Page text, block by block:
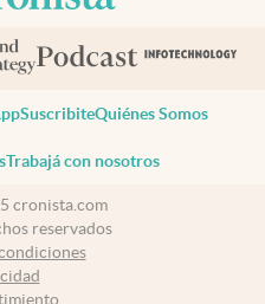
SuscribiteQuiénes Somos
Trabajá con nosotros
cronista.com
reservados